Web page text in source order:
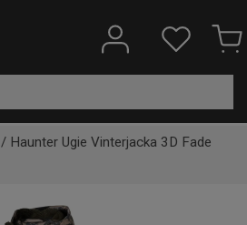
/ Haunter Ugie Vinterjacka 3D Fade